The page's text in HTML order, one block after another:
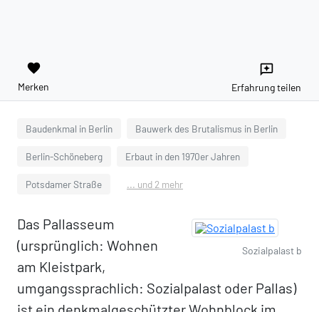
favorite
Merken
reviews
Erfahrung teilen
Baudenkmal in Berlin Bauwerk des Brutalismus in Berlin
Berlin-Schöneberg Erbaut in den 1970er Jahren
Potsdamer Straße ... und 2 mehr
Sozialpalast b
Das Pallasseum
(ursprünglich: Wohnen
am Kleistpark,
umgangssprachlich: Sozialpalast oder Pallas)